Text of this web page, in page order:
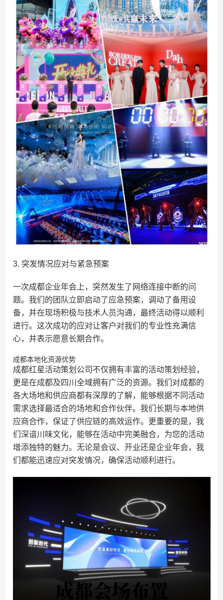
3. 突发情况应对与紧急预案
一次成都企业年会上，突然发生了网络连接中断的问
题。我们的团队立即启动了应急预案，调动了备用设
备，并在现场积极与技术人员沟通，最终活动得以顺利
进行。这次成功的应对让客户对我们的专业性充满信
心，并表示愿意长期合作。
成都本地化资源优势
成都红星活动策划公司不仅拥有丰富的活动策划经验，
更是在成都及四川全域拥有广泛的资源。我们对成都的
各大场地和供应商都有深厚的了解，能够根据不同活动
需求选择最适合的场地和合作伙伴。我们长期与本地供
应商合作，保证了供应链的高效运作。更重要的是，我
们深谙川味文化，能够在活动中完美融合，为您的活动
增添独特的魅力。无论是会议、开业还是企业年会，我
们都能迅速应对突发情况，确保活动顺利进行。